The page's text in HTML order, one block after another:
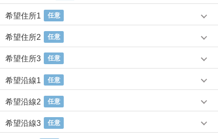
希望住所1 任意
希望住所2 任意
希望住所3 任意
希望沿線1 任意
希望沿線2 任意
希望沿線3 任意